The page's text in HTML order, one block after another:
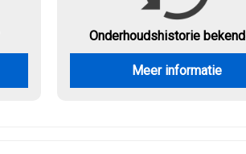
Onderhoudshistorie bekend
Meer informatie